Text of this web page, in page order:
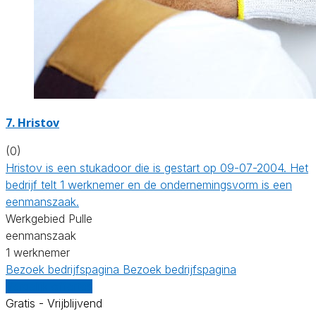
7. Hristov
(0)
Hristov is een stukadoor die is gestart op 09-07-2004. Het
bedrijf telt 1 werknemer en de ondernemingsvorm is een
eenmanszaak.
Werkgebied Pulle
eenmanszaak
1 werknemer
Bezoek bedrijfspagina Bezoek bedrijfspagina
Gratis - Vrijblijvend